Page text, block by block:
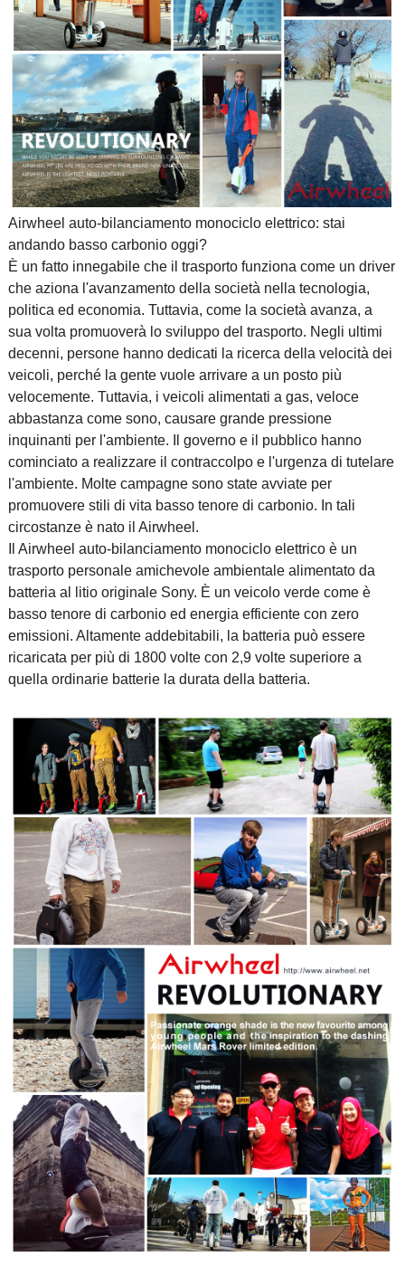
Airwheel auto-bilanciamento monociclo elettrico: stai
andando basso carbonio oggi?
È un fatto innegabile che il trasporto funziona come un driver
che aziona l'avanzamento della società nella tecnologia,
politica ed economia. Tuttavia, come la società avanza, a
sua volta promuoverà lo sviluppo del trasporto. Negli ultimi
decenni, persone hanno dedicati la ricerca della velocità dei
veicoli, perché la gente vuole arrivare a un posto più
velocemente. Tuttavia, i veicoli alimentati a gas, veloce
abbastanza come sono, causare grande pressione
inquinanti per l'ambiente. Il governo e il pubblico hanno
cominciato a realizzare il contraccolpo e l'urgenza di tutelare
l'ambiente. Molte campagne sono state avviate per
promuovere stili di vita basso tenore di carbonio. In tali
circostanze è nato il Airwheel.
Il Airwheel auto-bilanciamento monociclo elettrico è un
trasporto personale amichevole ambientale alimentato da
batteria al litio originale Sony. È un veicolo verde come è
basso tenore di carbonio ed energia efficiente con zero
emissioni. Altamente addebitabili, la batteria può essere
ricaricata per più di 1800 volte con 2,9 volte superiore a
quella ordinarie batterie la durata della batteria.